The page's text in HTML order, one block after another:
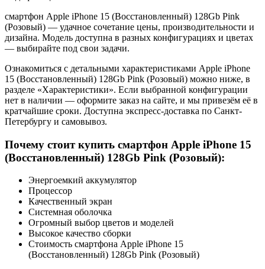
смартфон Apple iPhone 15 (Восстановленный) 128Gb Pink
(Розовый) — удачное сочетание цены, производительности и
дизайна. Модель доступна в разных конфигурациях и цветах
— выбирайте под свои задачи.
Ознакомиться с детальными характеристиками Apple iPhone
15 (Восстановленный) 128Gb Pink (Розовый) можно ниже, в
разделе «Характеристики». Если выбранной конфигурации
нет в наличии — оформите заказ на сайте, и мы привезём её в
кратчайшие сроки. Доступна экспресс-доставка по Санкт-
Петербургу и самовывоз.
Почему стоит купить смартфон Apple iPhone 15
(Восстановленный) 128Gb Pink (Розовый):
Энергоемкий аккумулятор
Процессор
Качественный экран
Системная оболочка
Огромный выбор цветов и моделей
Высокое качество сборки
Стоимость смартфона Apple iPhone 15
(Восстановленный) 128Gb Pink (Розовый)